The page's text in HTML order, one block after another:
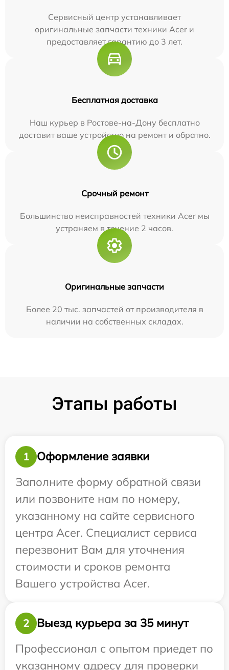
Сервисный центр устанавливает
оригинальные запчасти техники Acer и
предоставляет гарантию до 3 лет.
Бесплатная доставка
Наш курьер в Ростове-на-Дону бесплатно
доставит ваше устройство на ремонт и обратно.
Срочный ремонт
Большинство неисправностей техники Acer мы
устраняем в течение 2 часов.
Оригинальные запчасти
Более 20 тыс. запчастей от производителя в
наличии на собственных складах.
Этапы работы
1
Оформление заявки
Заполните форму обратной связи
или позвоните нам по номеру,
указанному на сайте сервисного
центра Acer. Специалист сервиса
перезвонит Вам для уточнения
стоимости и сроков ремонта
Вашего устройства Acer.
2
Выезд курьера за 35 минут
Профессионал с опытом приедет по
указанному адресу для проверки